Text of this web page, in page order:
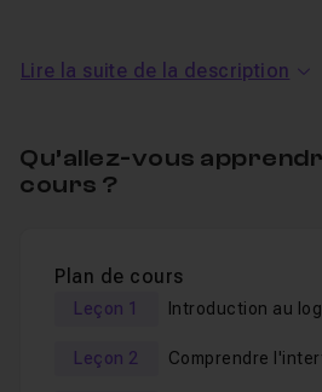
Apprendre à maîtriser les
Apprendre à utiliser le logiciel
une page,
Décliner une page
Créer un prototypage animé
Montrer le site web à votre
Lire la suite de la description
Qu’allez-vous
cours ?
Plan de cours
Leçon 1 Introduction au
Leçon 2 Comprendre